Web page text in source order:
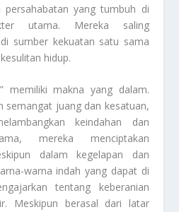
persahabatan yang tumbuh di
utama. Mereka saling
sumber kekuatan satu sama
hidup.
memiliki makna yang dalam.
semangat juang dan kesatuan,
keindahan dan
mereka menciptakan
dalam kegelapan dan
warna indah yang dapat di
tentang keberanian
Meskipun berasal dari latar